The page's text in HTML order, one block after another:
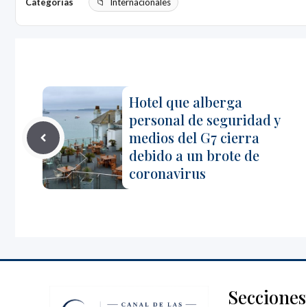
Hotel que alberga
personal de seguridad y
medios del G7 cierra
debido a un brote de
coronavirus
Secciones